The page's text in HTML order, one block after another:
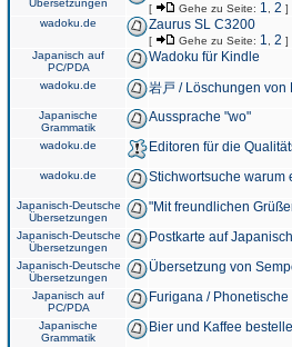
Übersetzungen
[ Gehe zu Seite: 1 2 ]
wadoku.de Zaurus SL C3200
[ Gehe zu Seite: 1 2 ]
Japanisch auf
PC/PDA
Wadoku für Kindle
wadoku.de 岩戸 / Löschungen von
Japanische
Grammatik
Aussprache "wo"
wadoku.de Editoren für die
wadoku.de Stichwortsuche warum
Japanisch-Deutsche
Übersetzungen
"Mit freundlichen
Japanisch-Deutsche
Übersetzungen
Postkarte auf
Japanisch-Deutsche
Übersetzungen
Übersetzung von
Japanisch auf
PC/PDA
Furigana /
Japanische
Grammatik
Bier und Kaffee